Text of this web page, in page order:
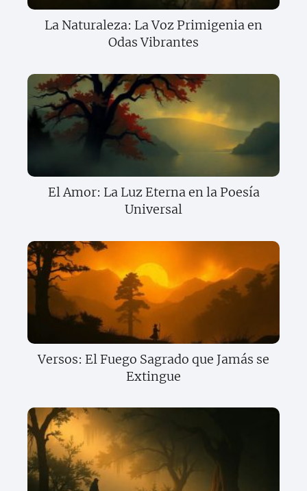
La Naturaleza: La Voz Primigenia en
Odas Vibrantes
El Amor: La Luz Eterna en la Poesía
Universal
Versos: El Fuego Sagrado que Jamás se
Extingue